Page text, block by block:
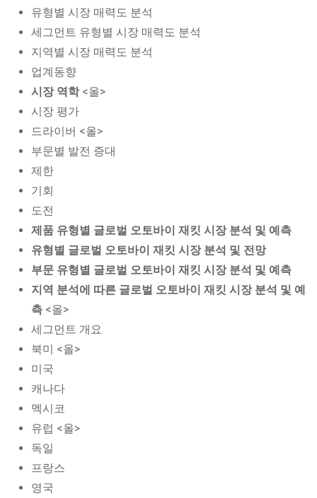
유형별 시장 매력도 분석
세그먼트 유형별 시장 매력도 분석
지역별 시장 매력도 분석
업계동향
시장 역학<올>
시장 평가
드라이버 <올>
부문별 발전 증대
제한
기회
도전
제품 유형별 글로벌 오토바이 재킷 시장 분석 및 예측
유형별 글로벌 오토바이 재킷 시장 분석 및 전망
부문 유형별 글로벌 오토바이 재킷 시장 분석 및 예측
지역 분석에 따른 글로벌 오토바이 재킷 시장 분석 및 예
측 <올>
세그먼트 개요
북미 <올>
미국
캐나다
멕시코
유럽 <올>
독일
프랑스
영국